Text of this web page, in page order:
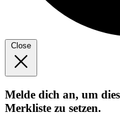
Close
Melde dich an, um
Merkliste zu setzen.